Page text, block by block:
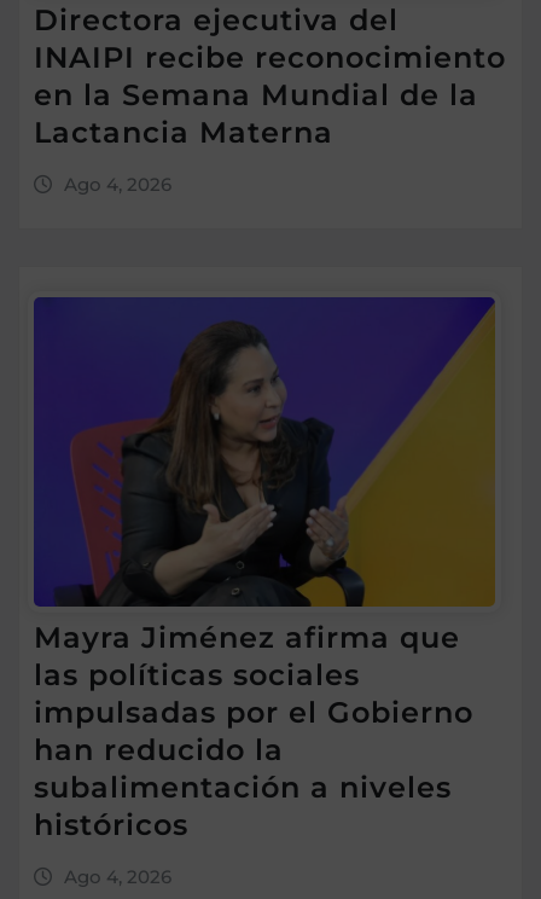
Directora ejecutiva del
INAIPI recibe reconocimiento
en la Semana Mundial de la
Lactancia Materna
Ago 4, 2026
Mayra Jiménez afirma que
las políticas sociales
impulsadas por el Gobierno
han reducido la
subalimentación a niveles
históricos
Ago 4, 2026